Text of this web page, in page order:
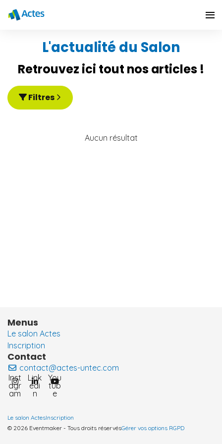
L'actualité du Salon
Retrouvez ici tout nos articles !
Filtres
Aucun résultat
Menus
Le salon Actes
Inscription
Contact
contact@actes-untec.com
Inst
agr
am
Link
edi
n
You
tub
e
Le salon ActesInscription
© 2026 Eventmaker - Tous droits réservésGérer vos options RGPD